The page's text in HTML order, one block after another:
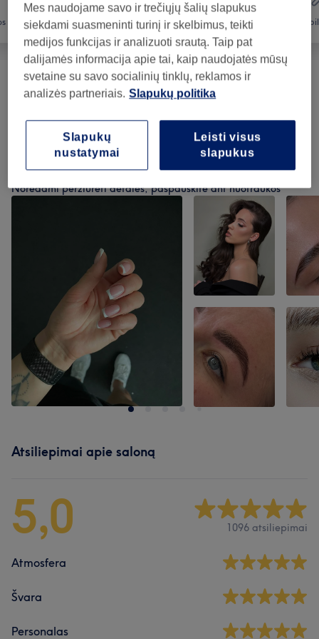
Plaukai Nagai
Manikiūras (16)
Pedikiūras (11) nuo 12€
Mūsų darbai
Norėdami peržiūrėti detales, paspauskite ant nuotraukos
Atsiliepimai apie saloną
5,0 1096 atsiliepimai
Atmosfera
Švara
Personalas
Mes naudojame savo ir trečiųjų šalių slapukus
siekdami suasmeninti turinį ir skelbimus, teikti
medijos funkcijas ir analizuoti srautą. Taip pat
dalijamės informacija apie tai, kaip naudojatės mūsų
svetaine su savo socialinių tinklų, reklamos ir
analizės partneriais. Slapukų politika
Leisti visus
slapukus
Slapukų
nustatymai